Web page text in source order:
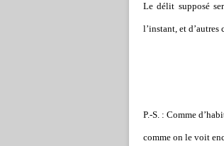
Le délit supposé
l’instant, et
P.-S. : Comme
comme on le voit